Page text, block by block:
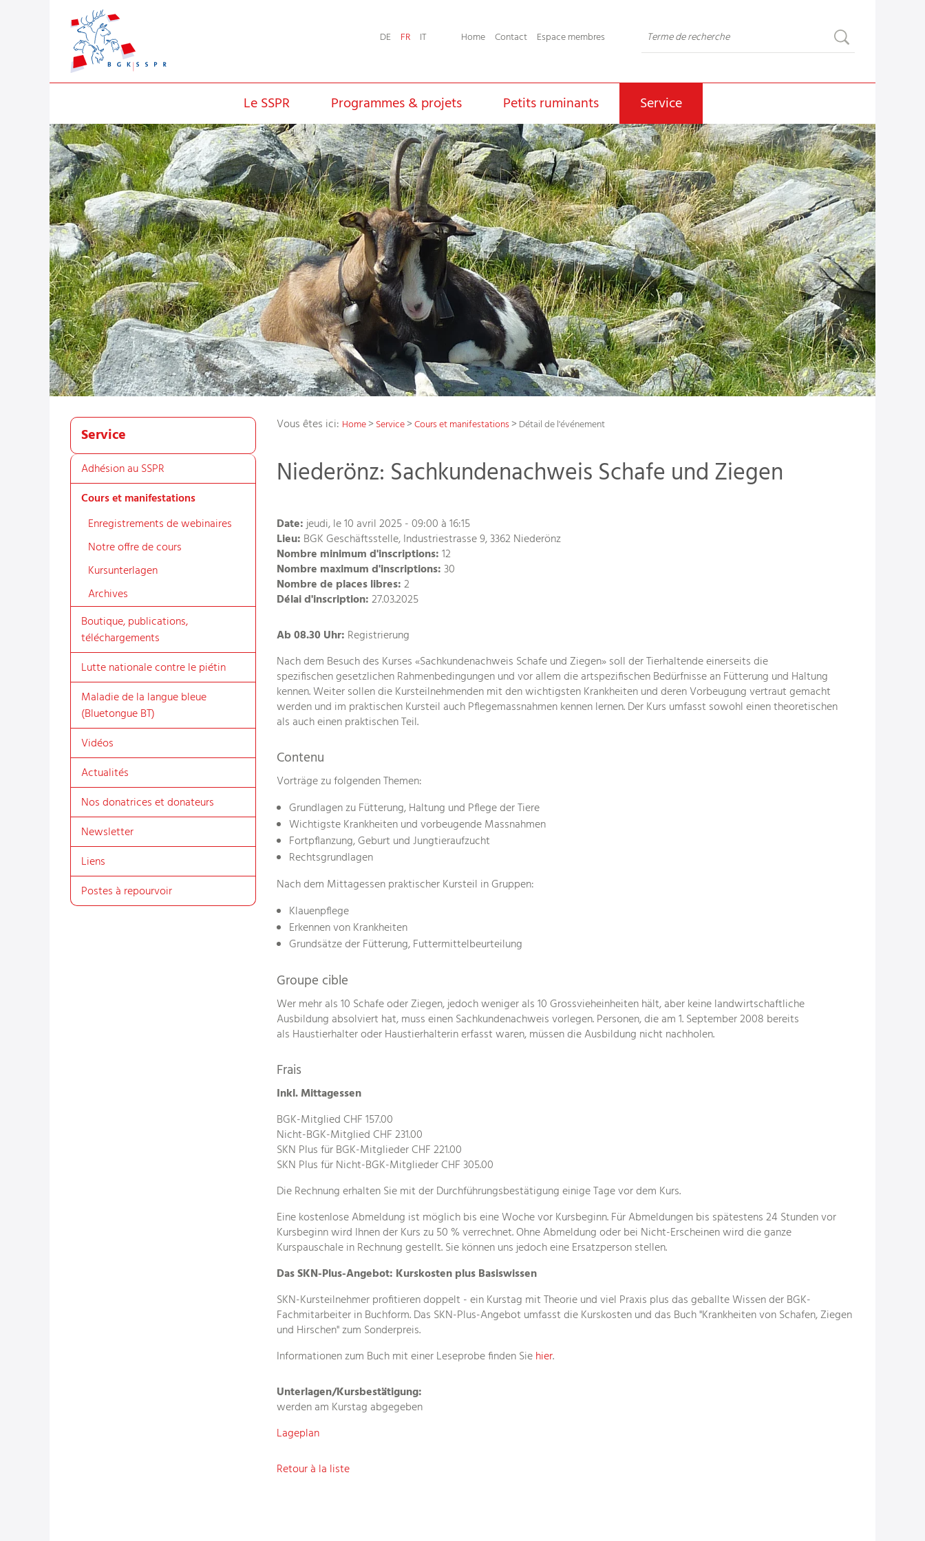
DE FR IT Home Contact Espace membres
Le SSPR Programmes & projets Petits ruminants Service
Service
Adhésion au SSPR
Cours et manifestations
Enregistrements de webinaires
Notre offre de cours
Kursunterlagen
Archives
Boutique, publications,
téléchargements
Lutte nationale contre le piétin
Maladie de la langue bleue
(Bluetongue BT)
Vidéos
Actualités
Nos donatrices et donateurs
Newsletter
Liens
Postes à repourvoir
Vous êtes ici: Home>Service>Cours et manifestations>Détail de l'événement
Niederönz: Sachkundenachweis Schafe und Ziegen
Date:jeudi, le 10 avril 2025 - 09:00 à 16:15
Lieu: BGK Geschäftsstelle, Industriestrasse 9, 3362 Niederönz
Nombre minimum d'inscriptions:12
Nombre maximum d'inscriptions:30
Nombre de places libres:2
Délai d'inscription:27.03.2025
Ab 08.30 Uhr: Registrierung
Nach dem Besuch des Kurses «Sachkundenachweis Schafe und Ziegen» soll der Tierhaltende einerseits die
spezifischen gesetzlichen Rahmenbedingungen und vor allem die artspezifischen Bedürfnisse an Fütterung und Haltung
kennen. Weiter sollen die Kursteilnehmenden mit den wichtigsten Krankheiten und deren Vorbeugung vertraut gemacht
werden und im praktischen Kursteil auch Pflegemassnahmen kennen lernen. Der Kurs umfasst sowohl einen theoretischen
als auch einen praktischen Teil.
Contenu
Vorträge zu folgenden Themen:
Grundlagen zu Fütterung, Haltung und Pflege der Tiere
Wichtigste Krankheiten und vorbeugende Massnahmen
Fortpflanzung, Geburt und Jungtieraufzucht
Rechtsgrundlagen
Nach dem Mittagessen praktischer Kursteil in Gruppen:
Klauenpflege
Erkennen von Krankheiten
Grundsätze der Fütterung, Futtermittelbeurteilung
Groupe cible
Wer mehr als 10 Schafe oder Ziegen, jedoch weniger als 10 Grossvieheinheiten hält, aber keine landwirtschaftliche
Ausbildung absolviert hat, muss einen Sachkundenachweis vorlegen. Personen, die am 1. September 2008 bereits
als Haustierhalter oder Haustierhalterin erfasst waren, müssen die Ausbildung nicht nachholen.
Frais
Inkl. Mittagessen
BGK-Mitglied CHF 157.00
Nicht-BGK-Mitglied CHF 231.00
SKN Plus für BGK-Mitglieder CHF 221.00
SKN Plus für Nicht-BGK-Mitglieder CHF 305.00
Die Rechnung erhalten Sie mit der Durchführungsbestätigung einige Tage vor dem Kurs.
Eine kostenlose Abmeldung ist möglich bis eine Woche vor Kursbeginn. Für Abmeldungen bis spätestens 24 Stunden vor
Kursbeginn wird Ihnen der Kurs zu 50 % verrechnet. Ohne Abmeldung oder bei Nicht-Erscheinen wird die ganze
Kurspauschale in Rechnung gestellt. Sie können uns jedoch eine Ersatzperson stellen.
Das SKN-Plus-Angebot: Kurskosten plus Basiswissen
SKN-Kursteilnehmer profitieren doppelt - ein Kurstag mit Theorie und viel Praxis plus das geballte Wissen der BGK-
Fachmitarbeiter in Buchform. Das SKN-Plus-Angebot umfasst die Kurskosten und das Buch "Krankheiten von Schafen, Ziegen
und Hirschen" zum Sonderpreis.
Informationen zum Buch mit einer Leseprobe finden Siehier.
Unterlagen/Kursbestätigung:
werden am Kurstag abgegeben
Lageplan
Retour à la liste